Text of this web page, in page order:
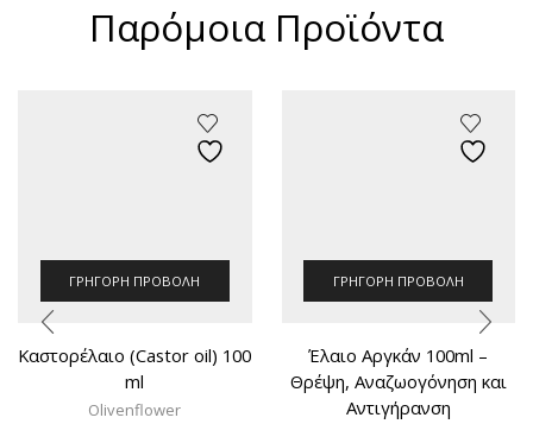
Παρόμοια Προϊόντα
ΓΡΉΓΟΡΗ ΠΡΟΒΟΛΉ
Καστορέλαιο (Castor oil) 100
ml
Olivenflower
ΓΡΉΓΟΡΗ ΠΡΟΒΟΛΉ
Έλαιο Αργκάν 100ml –
Θρέψη, Αναζωογόνηση και
Αντιγήρανση